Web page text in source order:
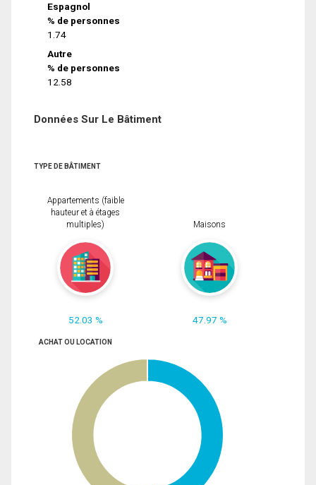
Espagnol
% de personnes
1.74
Autre
% de personnes
12.58
Données Sur Le Bâtiment
TYPE DE BÂTIMENT
Appartements (faible
hauteur et à étages
multiples)
52.03 %
Maisons
47.97 %
ACHAT OU LOCATION